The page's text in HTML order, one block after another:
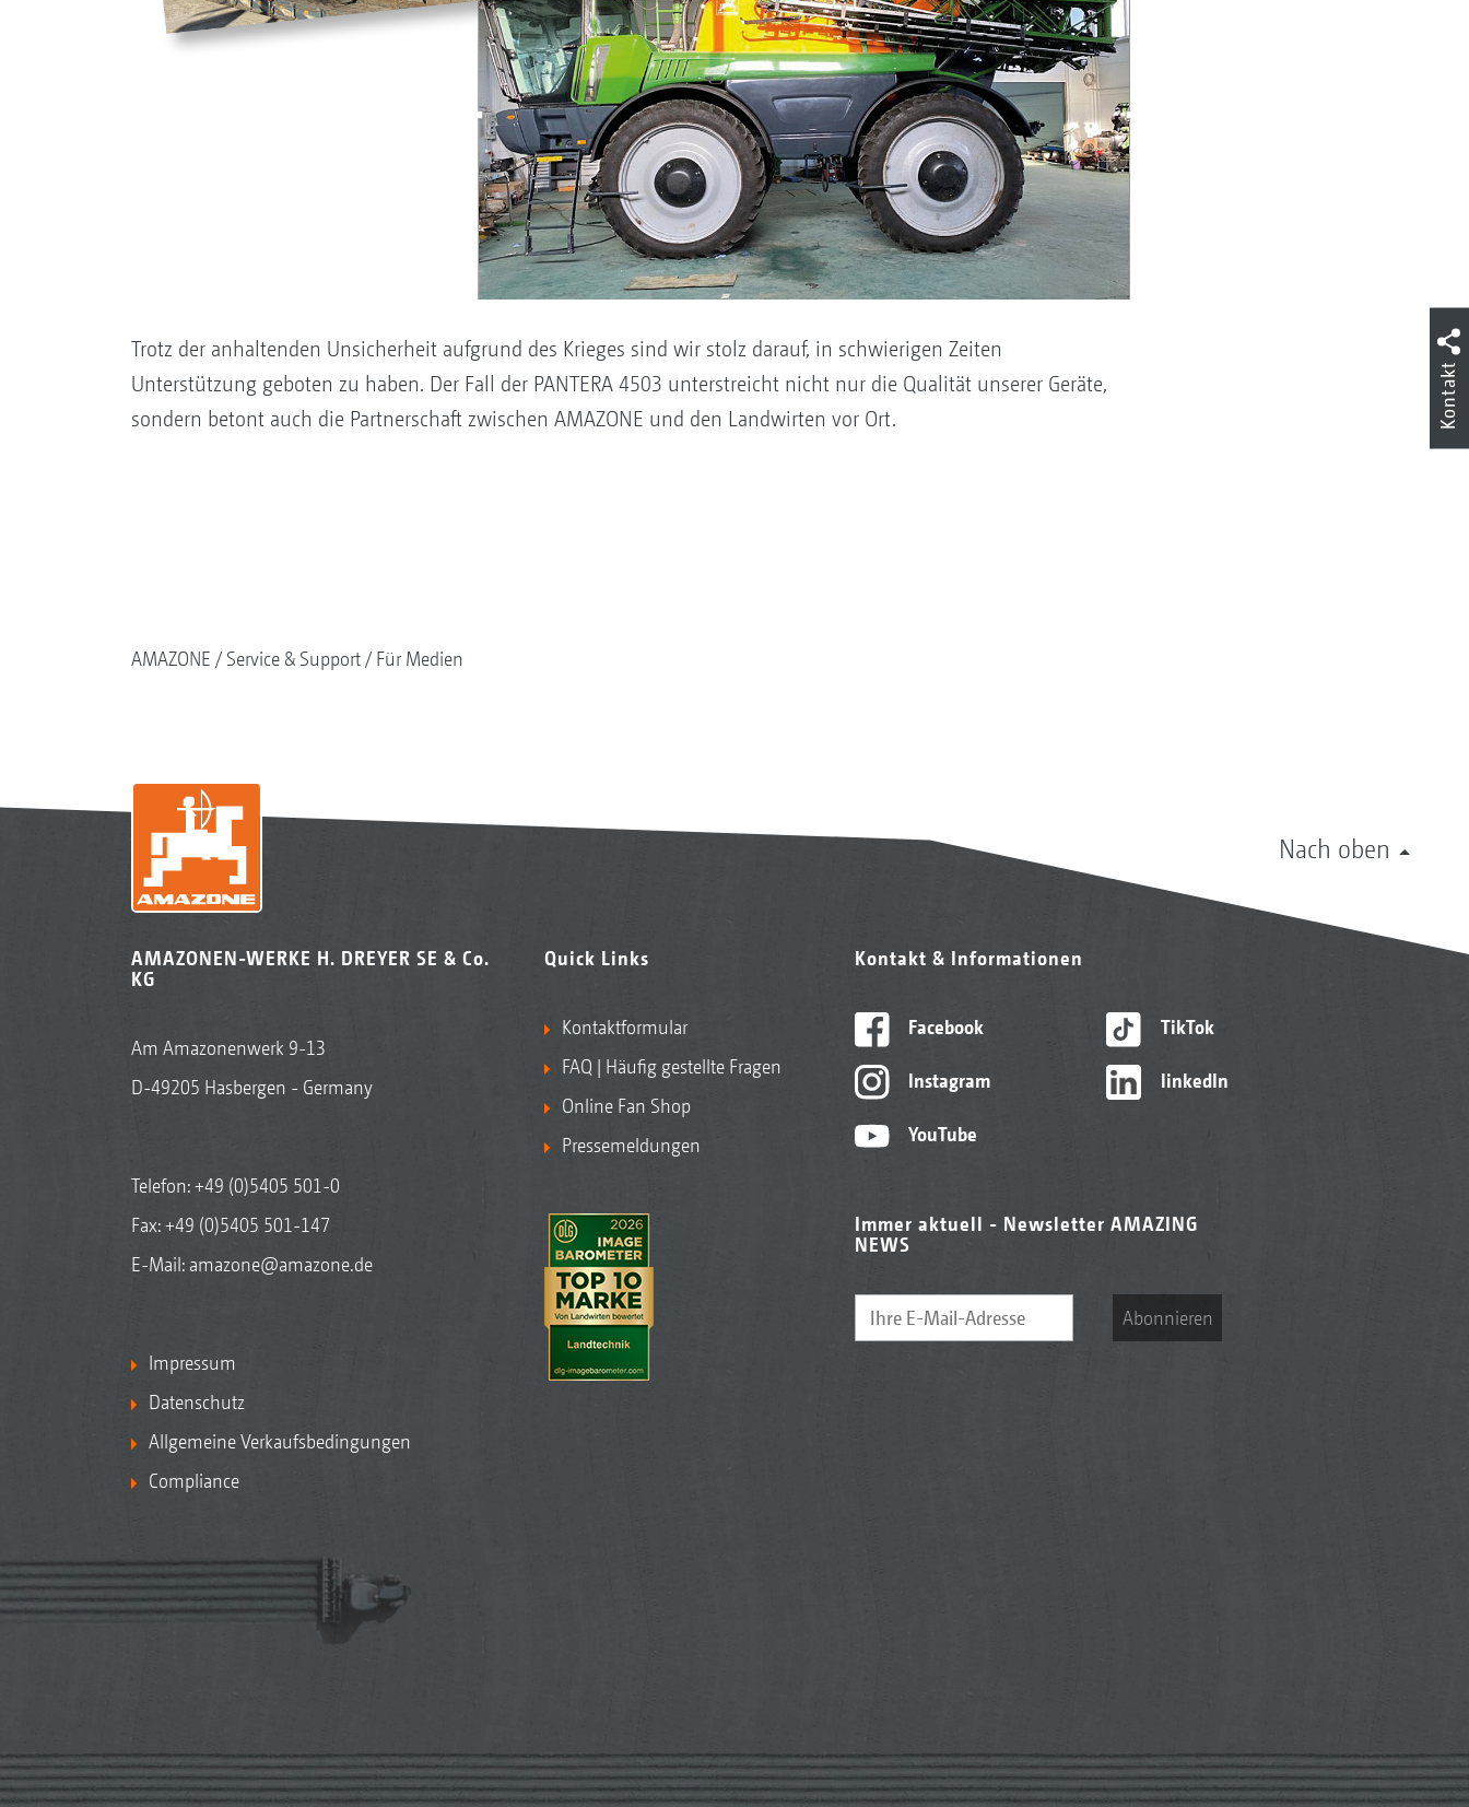
Trotz der anhaltenden Unsicherheit aufgrund des Krieges sind wir stolz darauf, in schwierigen Zeiten
Unterstützung geboten zu haben. Der Fall der PANTERA 4503 unterstreicht nicht nur die Qualität unserer Geräte,
sondern betont auch die Partnerschaft zwischen AMAZONE und den Landwirten vor Ort.
AMAZONE Service & Support Für Medien
Nach oben
AMAZONEN-WERKE H. DREYER SE & Co.
KG
Am Amazonenwerk 9-13
D-49205 Hasbergen - Germany
Telefon:+49 (0)5405 501-0
Fax: +49 (0)5405 501-147
E-Mail: amazone@amazone.de
Impressum
Datenschutz
Allgemeine Verkaufsbedingungen
Compliance
Quick Links
Kontaktformular
FAQ | Häufig gestellte Fragen
Online Fan Shop
Pressemeldungen
Kontakt & Informationen
Facebook
Instagram
YouTube
TikTok
linkedIn
Immer aktuell - Newsletter AMAZING
NEWS
Abonnieren
Kontakt